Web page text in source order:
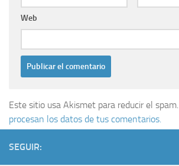
Web
Este sitio usa Akismet para reducir el spam.
procesan los datos de tus comentarios.
SEGUIR: